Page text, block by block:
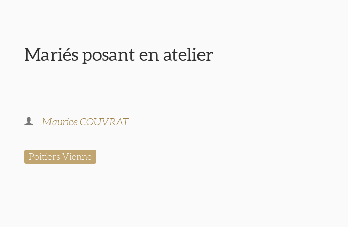
Mariés posant en atelier
Maurice COUVRAT
Poitiers Vienne